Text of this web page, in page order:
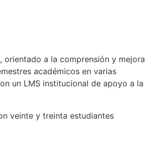
a la comprensión y mejora
académicos en varias
un LMS institucional de apoyo a la
veinte y treinta estudiantes